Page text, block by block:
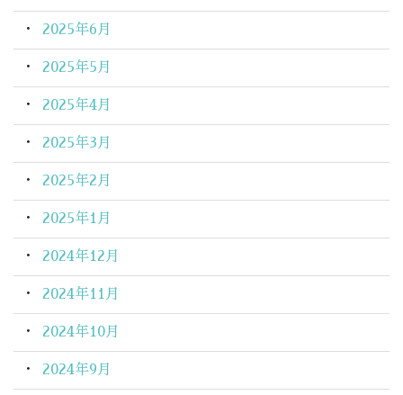
2025年6月
2025年5月
2025年4月
2025年3月
2025年2月
2025年1月
2024年12月
2024年11月
2024年10月
2024年9月